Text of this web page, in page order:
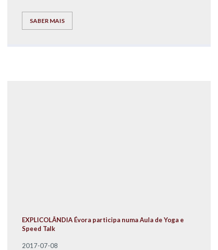
são premissas fundamentais, para que a EXPLICOLÂNDIA
SABER MAIS
EXPLICOLÂNDIA Évora participa numa Aula de Yoga e
Speed Talk
2017-07-08